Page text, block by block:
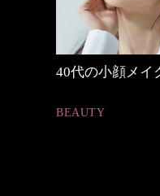
40代の小顔メイ
BEAUTY